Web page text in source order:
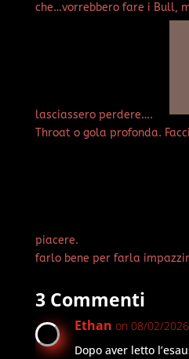
che…vorrebbero fare i Bull,
lasciassero perdere….
Throat o gola profonda.
piacere.
farlo bene per farla
3 Commenti
Ethan on 08/02/
Dopo aver letto